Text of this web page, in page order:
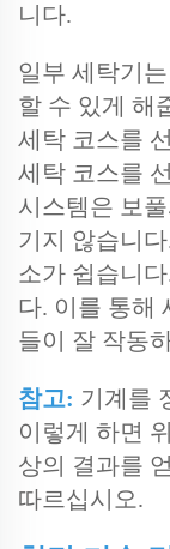
니다.
일부 세탁기
할 수 있게 해
세탁 코스를
세탁 코스를
시스템은 보
기지 않습니
소가 쉽습니
다. 이를 통해
들이 잘 작동
참고: 기계를
이렇게 하면
상의 결과를
따르십시오.